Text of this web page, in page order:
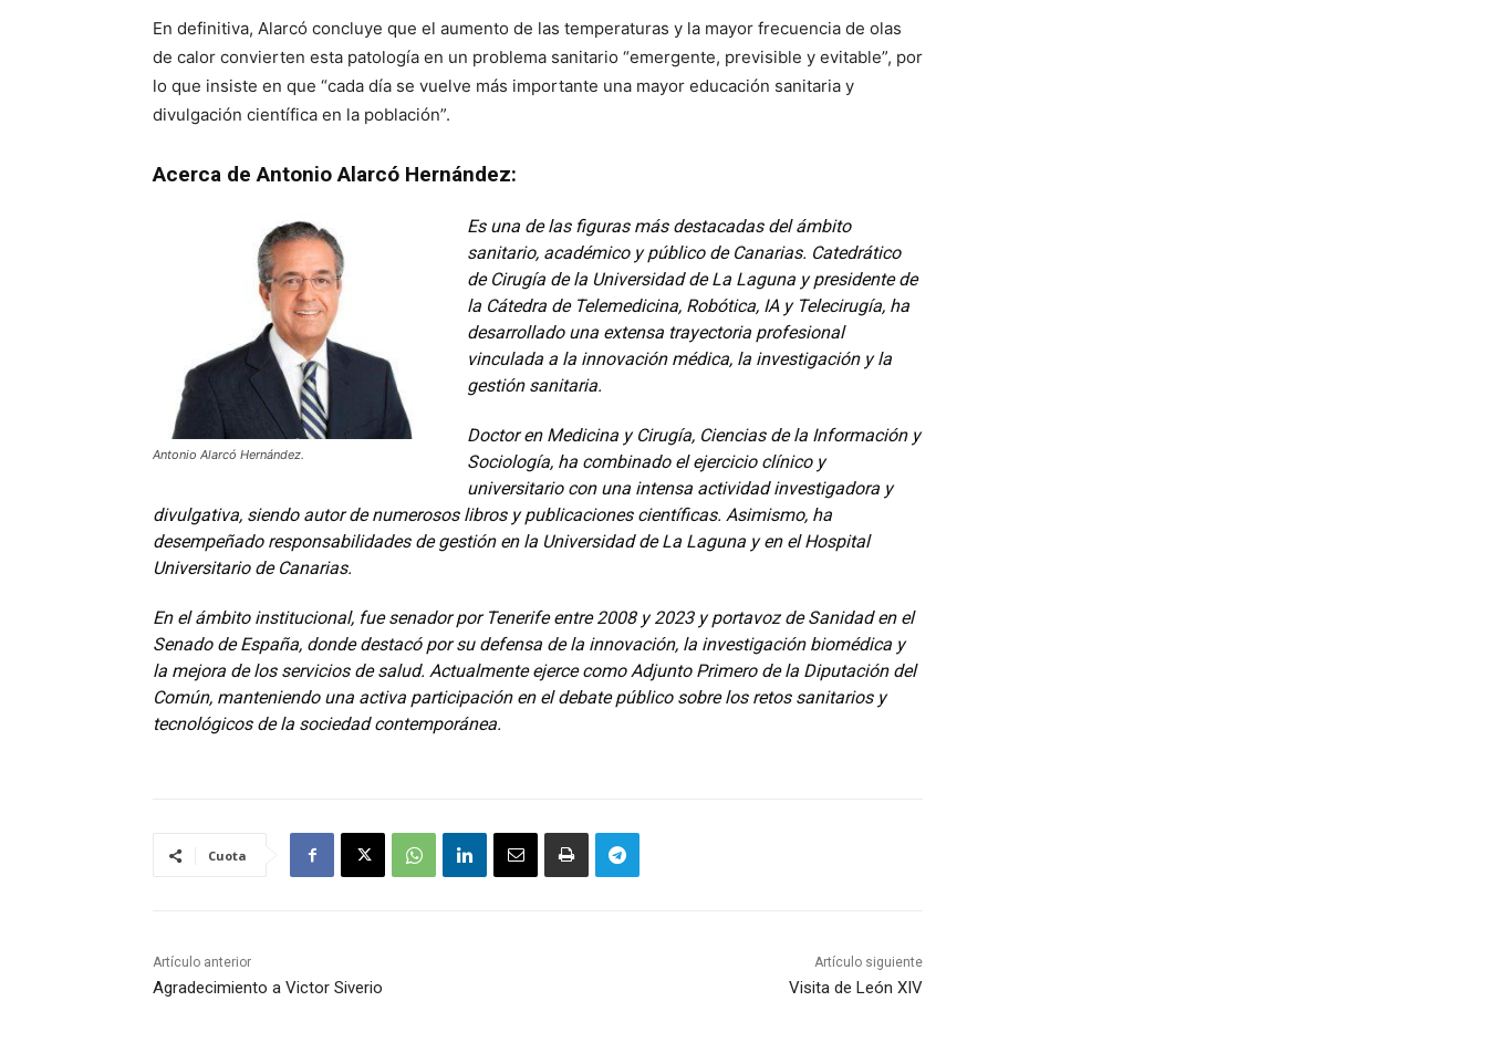
En definitiva, Alarcó concluye que el aumento de las temperaturas y la mayor frecuencia de olas
de calor convierten esta patología en un problema sanitario “emergente, previsible y evitable”, por
lo que insiste en que “cada día se vuelve más importante una mayor educación sanitaria y
divulgación científica en la población”.
Acerca de Antonio Alarcó Hernández:
Antonio Alarcó Hernández.
Es una de las figuras más destacadas del ámbito
sanitario, académico y público de Canarias. Catedrático
de Cirugía de la Universidad de La Laguna y presidente de
la Cátedra de Telemedicina, Robótica, IA y Telecirugía, ha
desarrollado una extensa trayectoria profesional
vinculada a la innovación médica, la investigación y la
gestión sanitaria.
Doctor en Medicina y Cirugía, Ciencias de la Información y
Sociología, ha combinado el ejercicio clínico y
universitario con una intensa actividad investigadora y
divulgativa, siendo autor de numerosos libros y publicaciones científicas. Asimismo, ha
desempeñado responsabilidades de gestión en la Universidad de La Laguna y en el Hospital
Universitario de Canarias.
En el ámbito institucional, fue senador por Tenerife entre 2008 y 2023 y portavoz de Sanidad en el
Senado de España, donde destacó por su defensa de la innovación, la investigación biomédica y
la mejora de los servicios de salud. Actualmente ejerce como Adjunto Primero de la Diputación del
Común, manteniendo una activa participación en el debate público sobre los retos sanitarios y
tecnológicos de la sociedad contemporánea.
Cuota
Artículo anterior
Agradecimiento a Victor Siverio
Artículo siguiente
Visita de León XIV